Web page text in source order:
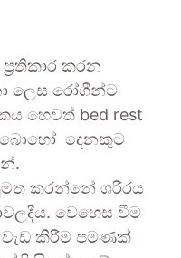
කරන
ලෙස රෝගීන්ට
හෙවත් bed rest
බොහෝ දෙනකුට
කරන්නේ ශරීරය
වෙහෙස වීම
කිරීම පමණක්